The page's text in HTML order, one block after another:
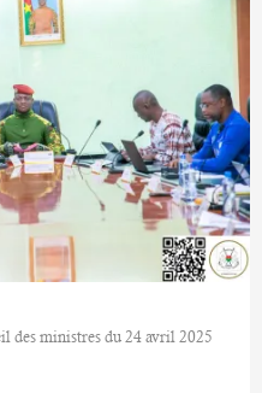
des ministres du 24 avril 2025